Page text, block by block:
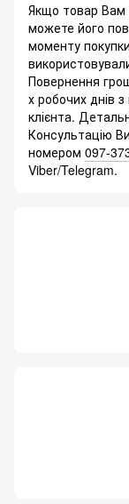
Якщо товар Вам
можете його
моменту
Повернення
х робочих днів
клієнта.
Консультацію
номером 097-
Viber/Telegram.